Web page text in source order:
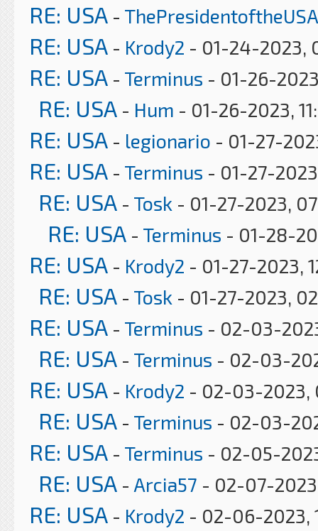
RE: USA - ThePresidentoftheUSA
RE: USA - Krody2 - 01-24-2023,
RE: USA - Terminus - 01-26-
RE: USA - Hum - 01-26-2023,
RE: USA - legionario - 01-27-
RE: USA - Terminus - 01-27-
RE: USA - Tosk - 01-27-2023,
RE: USA - Terminus - 01-28-
RE: USA - Krody2 - 01-27-2023,
RE: USA - Tosk - 01-27-2023,
RE: USA - Terminus - 02-03-
RE: USA - Terminus - 02-03-
RE: USA - Krody2 - 02-03-2023,
RE: USA - Terminus - 02-03-
RE: USA - Terminus - 02-05-
RE: USA - Arcia57 - 02-07-
RE: USA - Krody2 - 02-06-2023,